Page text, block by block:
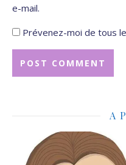
e-mail.
Prévenez-moi de tous
A